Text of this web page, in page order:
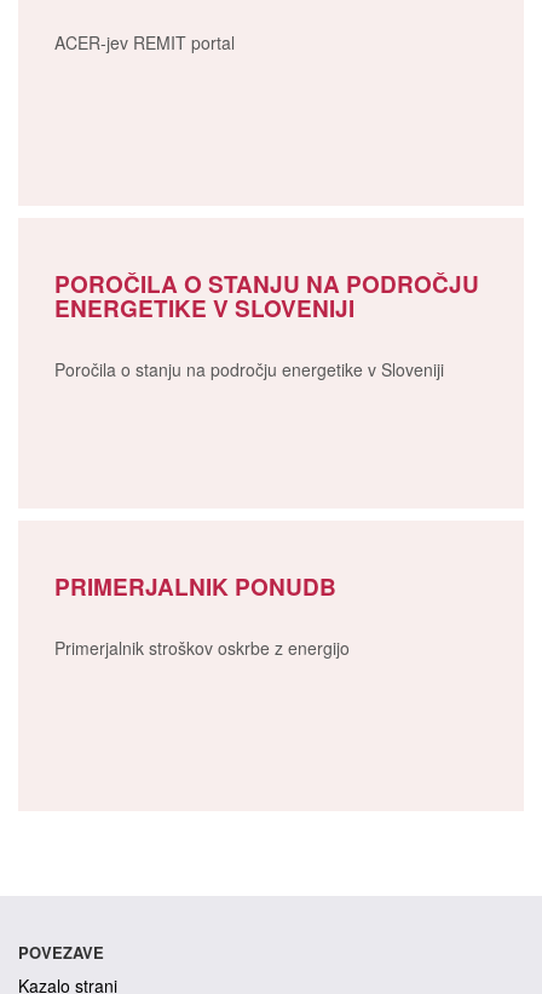
ACER-jev REMIT portal
POROČILA O STANJU NA PODROČJU
ENERGETIKE V SLOVENIJI
Poročila o stanju na področju energetike v Sloveniji
PRIMERJALNIK PONUDB
Primerjalnik stroškov oskrbe z energijo
POVEZAVE
Kazalo strani